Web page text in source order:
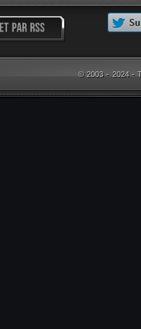
© 2003 - 2024 -